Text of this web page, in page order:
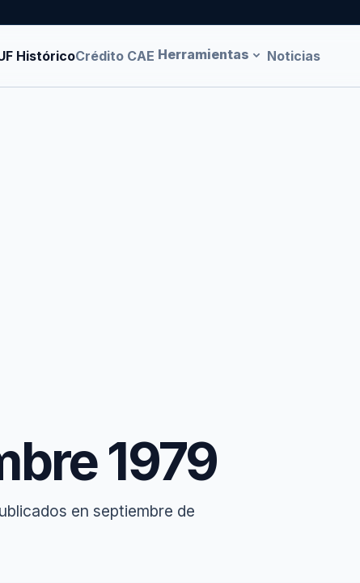
HistóricoCrédito CAE Herramientas Noticias
1979
en septiembre de